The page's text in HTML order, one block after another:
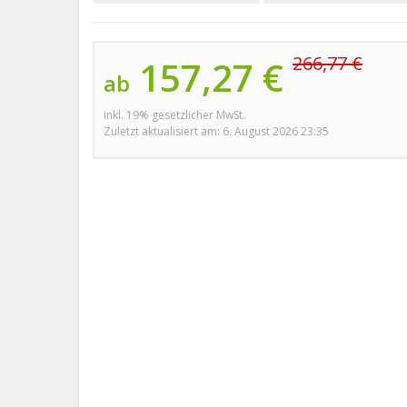
ab 157,27 € 266,77 €
inkl. 19% gesetzlicher MwSt.
Zuletzt aktualisiert am: 6. August 2026 23:35